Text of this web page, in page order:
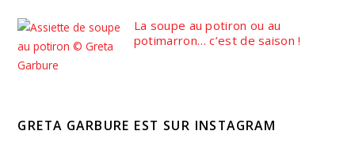
La soupe au potiron ou au
potimarron… c’est de saison !
GRETA GARBURE EST SUR INSTAGRAM